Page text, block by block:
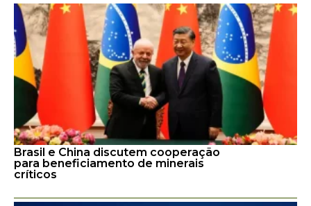
Brasil e China discutem cooperação
para beneficiamento de minerais
críticos